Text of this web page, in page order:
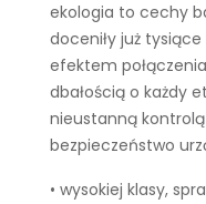
ekologia to cechy
doceniły już
efektem
dbałością o każdy
nieustanną
bezpieczeństwo
• wysokiej klasy,